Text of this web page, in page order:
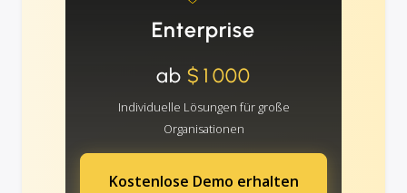
Enterprise
ab$1000
Individuelle Lösungen für große
Organisationen
Kostenlose Demo erhalten